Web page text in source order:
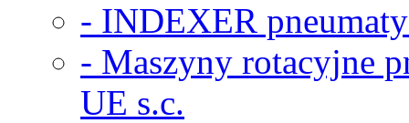
- INDEXER
- Maszyny rotacyjne
UE s.c.